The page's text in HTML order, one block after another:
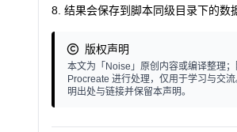
结果会保存到脚本同级目录下的数
版权声明
本文为「Noise」原创内容或编译整理
Procreate 进行处理，仅用于学习与交
明出处与链接并保留本声明。